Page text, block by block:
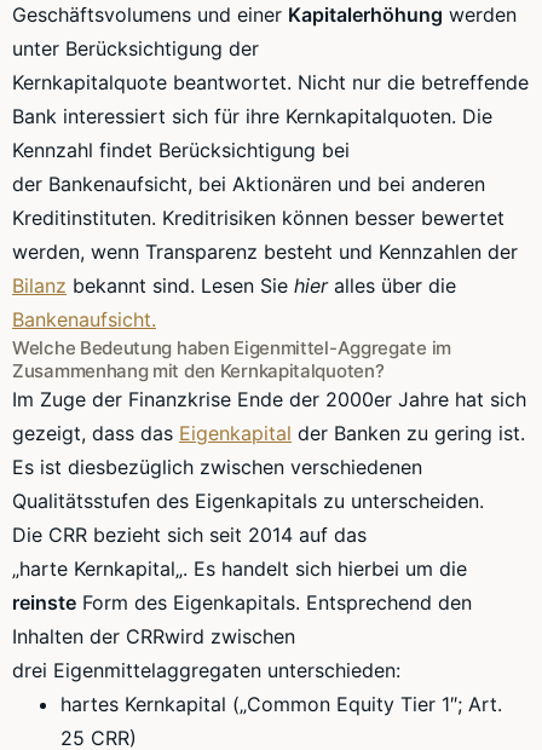
Geschäftsvolumens und einer Kapitalerhöhung werden
unter Berücksichtigung der
Kernkapitalquote beantwortet. Nicht nur die betreffende
Bank interessiert sich für ihre Kernkapitalquoten. Die
Kennzahl findet Berücksichtigung bei
der Bankenaufsicht, bei Aktionären und bei anderen
Kreditinstituten. Kreditrisiken können besser bewertet
werden, wenn Transparenz besteht und Kennzahlen der
Bilanz bekannt sind. Lesen Sie hieralles über die
Bankenaufsicht.
Welche Bedeutung haben Eigenmittel-Aggregate im
Zusammenhang mit den Kernkapitalquoten?
Im Zuge der Finanzkrise Ende der 2000er Jahre hat sich
gezeigt, dass das Eigenkapital der Banken zu gering ist.
Es ist diesbezüglich zwischen verschiedenen
Qualitätsstufen des Eigenkapitals zu unterscheiden.
Die CRR bezieht sich seit 2014 auf das
„harte Kernkapital„. Es handelt sich hierbei um die
reinste Form des Eigenkapitals. Entsprechend den
Inhalten der CRRwird zwischen
drei Eigenmittelaggregaten unterschieden:
hartes Kernkapital („Common Equity Tier 1″; Art.
25 CRR)